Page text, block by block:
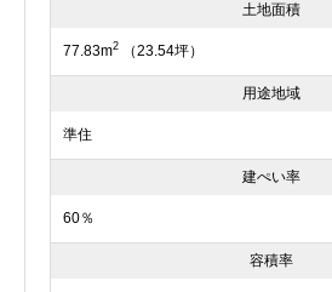
土地面積
77.83m2 （23.54坪）
用途地域
準住
建ぺい率
60％
容積率